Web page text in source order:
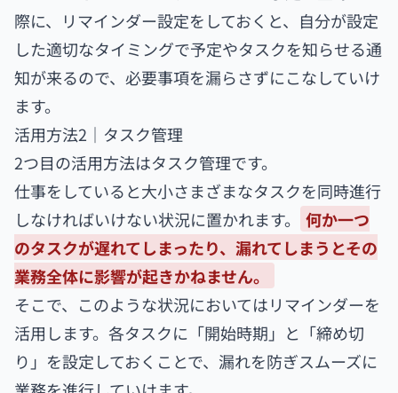
際に、リマインダー設定をしておくと、自分が設定
した適切なタイミングで予定やタスクを知らせる通
知が来るので、必要事項を漏らさずにこなしていけ
ます。
活用方法2｜タスク管理
2つ目の活用方法はタスク管理です。
仕事をしていると大小さまざまなタスクを同時進行
しなければいけない状況に置かれます。
何か一つ
のタスクが遅れてしまったり、漏れてしまうとその
業務全体に影響が起きかねません。
そこで、このような状況においてはリマインダーを
活用します。各タスクに「開始時期」と「締め切
り」を設定しておくことで、漏れを防ぎスムーズに